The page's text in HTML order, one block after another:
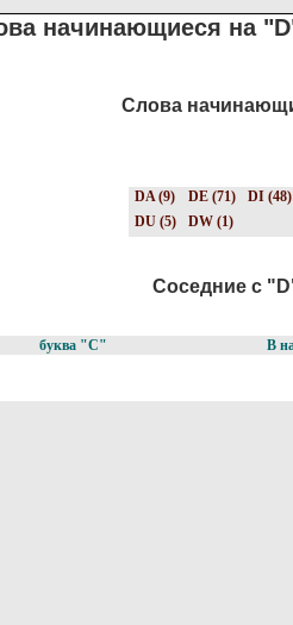
начинающиеся на
Слова
DA (9) DE (71)
DI (48)
DU (5)
DW (1)
Соседние с
буква "C" В